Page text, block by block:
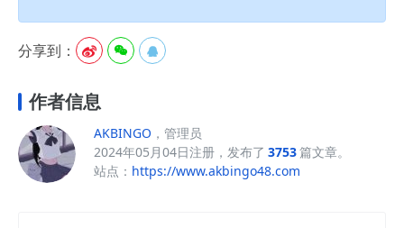
分享到：   
作者信息
AKBINGO ，管理员
2024年05月04日注册，发布了 3753篇文章。
站点： https://www.akbingo48.com